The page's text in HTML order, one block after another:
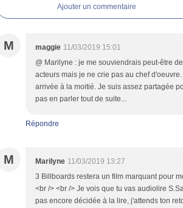
Ajouter un commentaire
M maggie 11/03/2019 15:01
@ Marilyne : je me souviendrais peut-être
acteurs mais je ne crie pas au chef
arrivée à la moitié. Je suis assez partagée
pas en parler tout de suite...
Répondre
M Marilyne 11/03/2019 13:27
3 Billboards restera un film marquant pour
<br /> <br /> Je vois que tu vas audiolire
pas encore décidée à la lire, j'attends ton